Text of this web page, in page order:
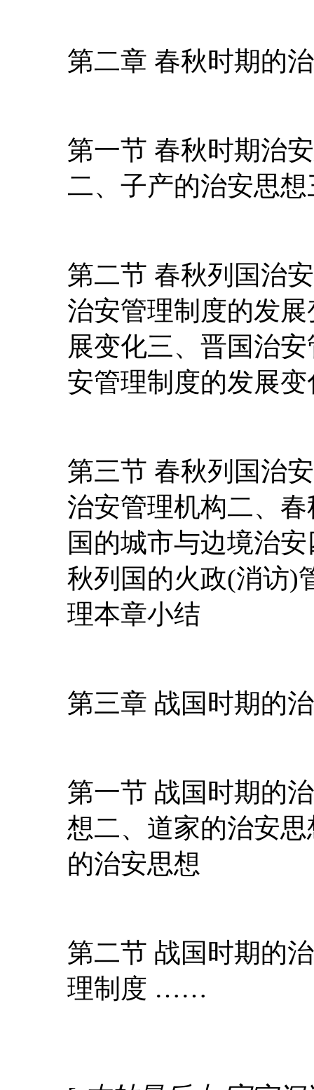
第二章 春秋时期的
第一节 春秋时期治
二、子产的治安思
第二节 春秋列国治
治安管理制度的发
展变化三、晋国治
安管理制度的发展变
第三节 春秋列国治
治安管理机构二、
国的城市与边境治
秋列国的火政(消访)
理本章小结
第三章 战国时期的
第一节 战国时期的
想二、道家的治安
的治安思想
第二节 战国时期的
理制度 ……